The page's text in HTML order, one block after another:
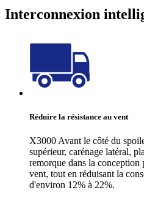
Interconnexion
Réduire la résistance au vent
X3000 Avant le côté du
supérieur, carénage latéral,
remorque dans la conception
vent, tout en réduisant la
d'environ 12% à 22%.